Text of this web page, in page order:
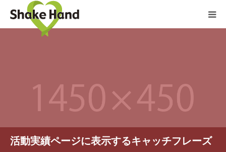
活動実績ページに表示するキャッチフレーズ
クーポン